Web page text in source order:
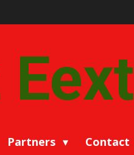
Partners Contact